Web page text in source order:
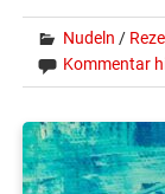
Nudeln /
Kommentar